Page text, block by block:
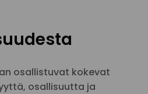
osallistuvat kokevat
osallisuutta ja